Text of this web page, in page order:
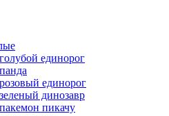
единорог
единорог
динозавр
пикачу